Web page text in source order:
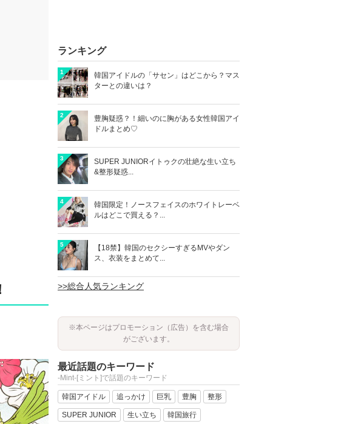
ランキング
1
韓国アイドルの「サセン」はどこから？マス
ターとの違いは？
2
豊胸疑惑？！細いのに胸がある女性韓国アイ
ドルまとめ♡
3
SUPER JUNIORイトゥクの壮絶な生い立ち
&整形疑惑...
4
韓国限定！ノースフェイスのホワイトレーベ
ルはどこで買える？...
5
【18禁】韓国のセクシーすぎるMVやダン
ス、衣装をまとめて...
>>総合人気ランキング
※本ページはプロモーション（広告）を含む場合
がございます。
最近話題のキーワード
-Mint-[ミント]で話題のキーワード
韓国アイドル 追っかけ 巨乳 豊胸 整形
SUPER JUNIOR 生い立ち 韓国旅行